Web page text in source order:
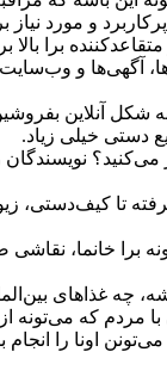
و مورد نیاز
برا
آگهی‌ها و
آنلاین
دستی خیلی زیاد.
نویسندگان
کیف‌دستی،
برا خانما،
غذاهای
که می‌تونه
اونا را انجام